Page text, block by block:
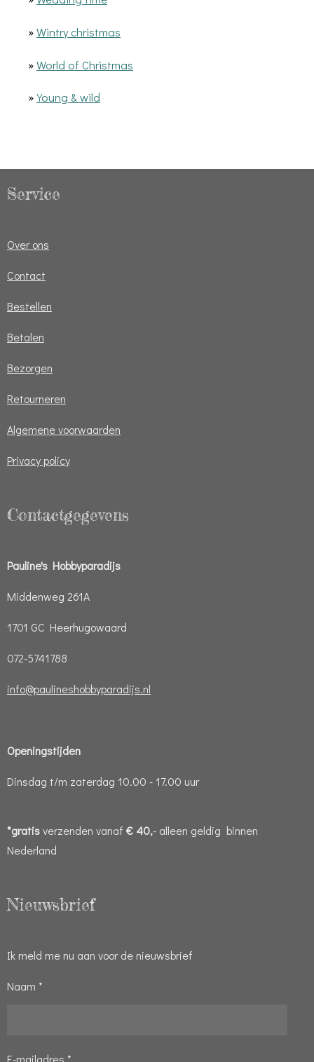
»Wintry christmas
»World of Christmas
»Young & wild
Service
Over ons
Contact
Bestellen
Betalen
Bezorgen
Retourneren
Algemene voorwaarden
Privacy policy
Contactgegevens
Pauline's Hobbyparadijs
Middenweg 261A
1701 GC Heerhugowaard
072-5741788
info@paulineshobbyparadijs.nl
Openingstijden
Dinsdag t/m zaterdag 10.00 - 17.00 uur
*gratisverzenden vanaf € 40,- alleen geldig binnen
Nederland
Nieuwsbrief
Ik meld me nu aan voor de nieuwsbrief
Naam *
E-mailadres *